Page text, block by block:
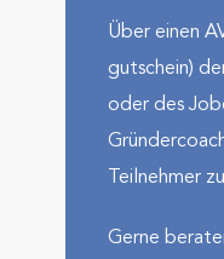
Über einen
gutschein)
oder des
Teilnehmer
Gerne